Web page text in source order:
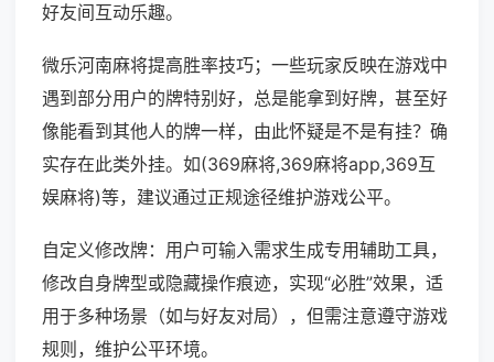
好友间互动乐趣。
微乐河南麻将提高胜率技巧；一些玩家反映在游戏中
遇到部分用户的牌特别好，总是能拿到好牌，甚至好
像能看到其他人的牌一样，由此怀疑是不是有挂？确
实存在此类外挂。如(369麻将,369麻将app,369互
娱麻将)等，建议通过正规途径维护游戏公平。
自定义修改牌：用户可输入需求生成专用辅助工具，
修改自身牌型或隐藏操作痕迹，实现“必胜”效果，适
用于多种场景（如与好友对局），但需注意遵守游戏
规则，维护公平环境。